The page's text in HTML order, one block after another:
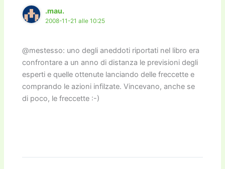
.mau.
2008-11-21 alle 10:25
@mestesso: uno degli aneddoti riportati nel libro era
confrontare a un anno di distanza le previsioni degli
esperti e quelle ottenute lanciando delle freccette e
comprando le azioni infilzate. Vincevano, anche se
di poco, le freccette :-)